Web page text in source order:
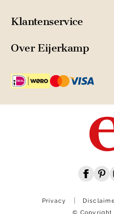
Klantenservice
Over Eijerkamp
Privacy
© Copyright